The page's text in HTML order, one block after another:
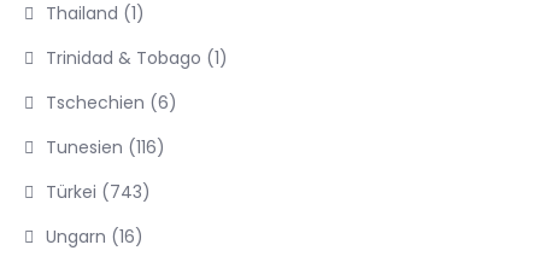
Thailand (1)
Trinidad & Tobago (1)
Tschechien (6)
Tunesien (116)
Türkei (743)
Ungarn (16)